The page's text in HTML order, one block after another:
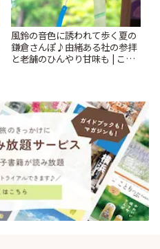
風鈴の音色に誘われて歩く夏の
鎌倉さんぽ♪由緒ある社の参拝
と老舗のひんやり甘味も | こと